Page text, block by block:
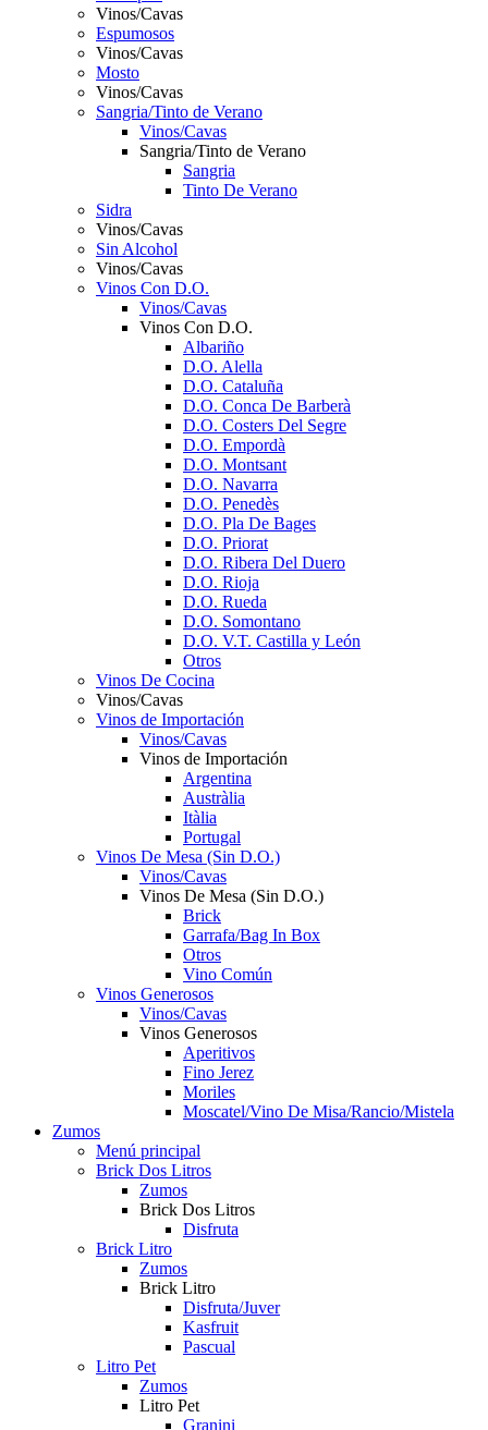
Vinos/Cavas
Espumosos
Vinos/Cavas
Mosto
Vinos/Cavas
Sangria/Tinto de Verano
Vinos/Cavas
Sangria/Tinto de Verano
Sangria
Tinto De Verano
Sidra
Vinos/Cavas
Sin Alcohol
Vinos/Cavas
Vinos Con D.O.
Vinos/Cavas
Vinos Con D.O.
Albariño
D.O. Alella
D.O. Cataluña
D.O. Conca De Barberà
D.O. Costers Del Segre
D.O. Empordà
D.O. Montsant
D.O. Navarra
D.O. Penedès
D.O. Pla De Bages
D.O. Priorat
D.O. Ribera Del Duero
D.O. Rioja
D.O. Rueda
D.O. Somontano
D.O. V.T. Castilla y León
Otros
Vinos De Cocina
Vinos/Cavas
Vinos de Importación
Vinos/Cavas
Vinos de Importación
Argentina
Austràlia
Itàlia
Portugal
Vinos De Mesa (Sin D.O.)
Vinos/Cavas
Vinos De Mesa (Sin D.O.)
Brick
Garrafa/Bag In Box
Otros
Vino Común
Vinos Generosos
Vinos/Cavas
Vinos Generosos
Aperitivos
Fino Jerez
Moriles
Moscatel/Vino De Misa/Rancio/Mistela
Zumos
Menú principal
Brick Dos Litros
Zumos
Brick Dos Litros
Disfruta
Brick Litro
Zumos
Brick Litro
Disfruta/Juver
Kasfruit
Pascual
Litro Pet
Zumos
Litro Pet
Granini